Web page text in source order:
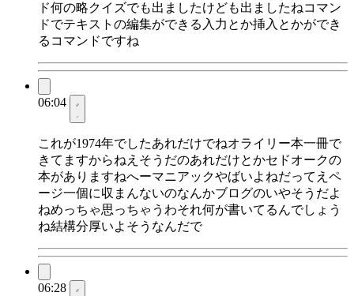
ド何の略クイズでも出ましたけども出ましたねコマン
ドでテキストの編集ができる入力とか挿入とかができ
るコマンドですね
06:04
これが1974年でしたあれだけでねオライリー本一冊で
きてますからねえそうだのあれだけとかセドオークの
本がありますねへーマニアックやばいよねだってえペ
ージ一個に収まんないのなんかブログのいやそうだよ
ねめっちゃ思っちゃうわそれ何が書いてるんでしょう
ね結構分厚いよそうなんだで
06:28